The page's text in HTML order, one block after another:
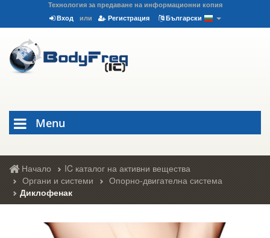
Технология за предаване на информационни копия
Вход
или Регистрация Български
Menu
Начало
IC каталог на активни вещества
Органи и системи
Опорно-двигателна система
Диклофенак